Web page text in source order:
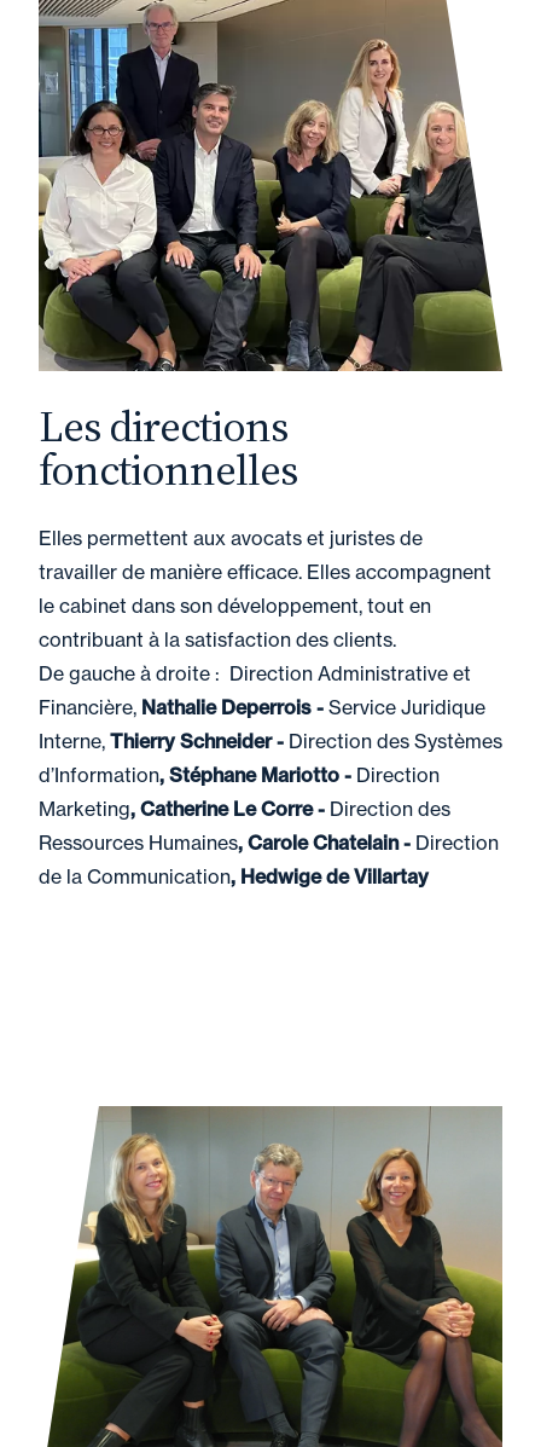
Les directions
fonctionnelles
Elles permettent aux avocats et juristes de
travailler de manière efficace. Elles accompagnent
le cabinet dans son développement, tout en
contribuant à la satisfaction des clients.
De gauche à droite : Direction Administrative et
Financière, Nathalie Deperrois - Service Juridique
Interne, Thierry Schneider - Direction des Systèmes
d’Information, Stéphane Mariotto - Direction
Marketing, Catherine Le Corre - Direction des
Ressources Humaines, Carole Chatelain - Direction
de la Communication, Hedwige de Villartay